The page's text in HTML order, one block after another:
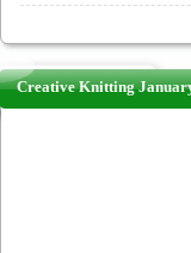
Creative Knitting